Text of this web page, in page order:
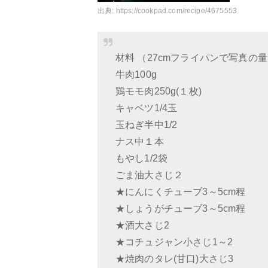
出典: https://cookpad.com/recipe/4675553
材料 （27cmフライパンで写真の
牛肉100g
鶏モモ肉250g(１枚)
キャベツ1/4玉
玉ねぎ半中1/2
ナス中１本
もやし1/2袋
ごま油大さじ２
★にんにくチューブ3～5cm程
★しょうがチューブ3～5cm程
★酒大さじ2
★コチュジャン小さじ1～2
★焼肉のタレ(甘口)大さじ3